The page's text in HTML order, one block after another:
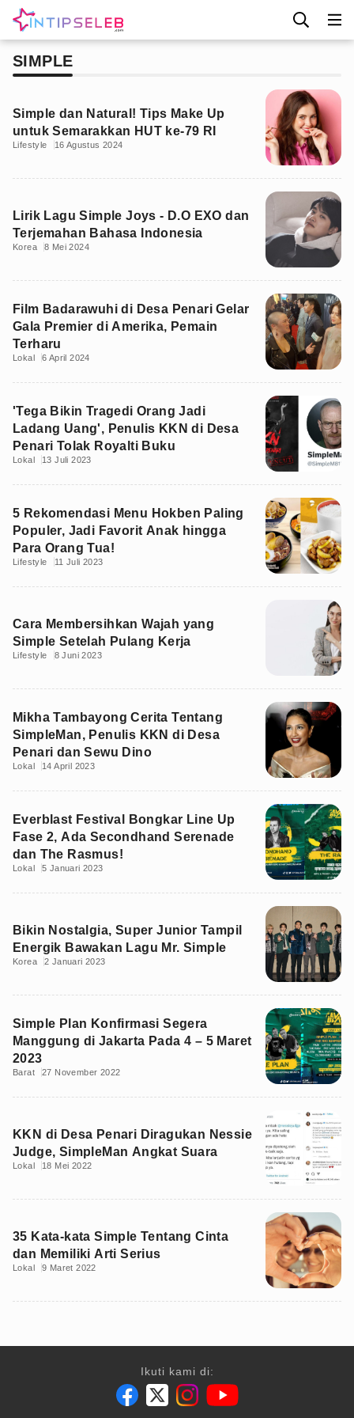
SIMPLE
Simple dan Natural! Tips Make Up
untuk Semarakkan HUT ke-79 RI
Lifestyle 16 Agustus 2024
Lirik Lagu Simple Joys - D.O EXO dan
Terjemahan Bahasa Indonesia
Korea 8 Mei 2024
Film Badarawuhi di Desa Penari Gelar
Gala Premier di Amerika, Pemain
Terharu
Lokal 6 April 2024
'Tega Bikin Tragedi Orang Jadi
Ladang Uang', Penulis KKN di Desa
Penari Tolak Royalti Buku
Lokal 13 Juli 2023
5 Rekomendasi Menu Hokben Paling
Populer, Jadi Favorit Anak hingga
Para Orang Tua!
Lifestyle 11 Juli 2023
Cara Membersihkan Wajah yang
Simple Setelah Pulang Kerja
Lifestyle 8 Juni 2023
Mikha Tambayong Cerita Tentang
SimpleMan, Penulis KKN di Desa
Penari dan Sewu Dino
Lokal 14 April 2023
Everblast Festival Bongkar Line Up
Fase 2, Ada Secondhand Serenade
dan The Rasmus!
Lokal 5 Januari 2023
Bikin Nostalgia, Super Junior Tampil
Energik Bawakan Lagu Mr. Simple
Korea 2 Januari 2023
Simple Plan Konfirmasi Segera
Manggung di Jakarta Pada 4 – 5 Maret
2023
Barat 27 November 2022
KKN di Desa Penari Diragukan Nessie
Judge, SimpleMan Angkat Suara
Lokal 18 Mei 2022
35 Kata-kata Simple Tentang Cinta
dan Memiliki Arti Serius
Lokal 9 Maret 2022
Ikuti kami di: